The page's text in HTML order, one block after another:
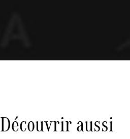
Découvrir aussi